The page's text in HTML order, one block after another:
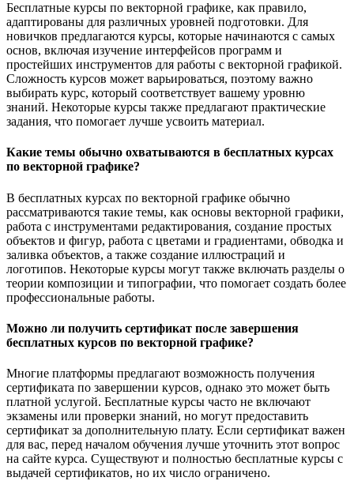
Бесплатные курсы по векторной графике, как правило,
адаптированы для различных уровней подготовки. Для
новичков предлагаются курсы, которые начинаются с самых
основ, включая изучение интерфейсов программ и
простейших инструментов для работы с векторной графикой.
Сложность курсов может варьироваться, поэтому важно
выбирать курс, который соответствует вашему уровню
знаний. Некоторые курсы также предлагают практические
задания, что помогает лучше усвоить материал.
Какие темы обычно охватываются в бесплатных курсах
по векторной графике?
В бесплатных курсах по векторной графике обычно
рассматриваются такие темы, как основы векторной графики,
работа с инструментами редактирования, создание простых
объектов и фигур, работа с цветами и градиентами, обводка и
заливка объектов, а также создание иллюстраций и
логотипов. Некоторые курсы могут также включать разделы о
теории композиции и типографии, что помогает создать более
профессиональные работы.
Можно ли получить сертификат после завершения
бесплатных курсов по векторной графике?
Многие платформы предлагают возможность получения
сертификата по завершении курсов, однако это может быть
платной услугой. Бесплатные курсы часто не включают
экзамены или проверки знаний, но могут предоставить
сертификат за дополнительную плату. Если сертификат важен
для вас, перед началом обучения лучше уточнить этот вопрос
на сайте курса. Существуют и полностью бесплатные курсы с
выдачей сертификатов, но их число ограничено.